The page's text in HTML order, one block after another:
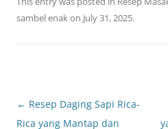
sambel enakon July 31, 2025.
Post
navigation
← Resep Daging Sapi Rica-
Rica yang Mantap dan